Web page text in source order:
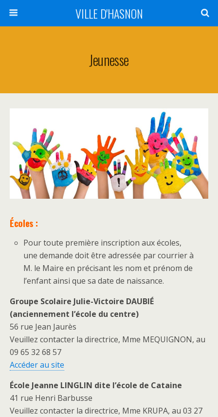
VILLE D'HASNON
Jeunesse
Écoles :
Pour toute première inscription aux écoles,
une demande doit être adressée par courrier à
M. le Maire en précisant les nom et prénom de
l’enfant ainsi que sa date de naissance.
Groupe Scolaire Julie-Victoire DAUBIÉ
(anciennement l’école du centre)
56 rue Jean Jaurès
Veuillez contacter la directrice, Mme MEQUIGNON, au
09 65 32 68 57
Accéder au site
École Jeanne LINGLIN dite l’école de Cataine
41 rue Henri Barbusse
Veuillez contacter la directrice, Mme KRUPA, au 03 27